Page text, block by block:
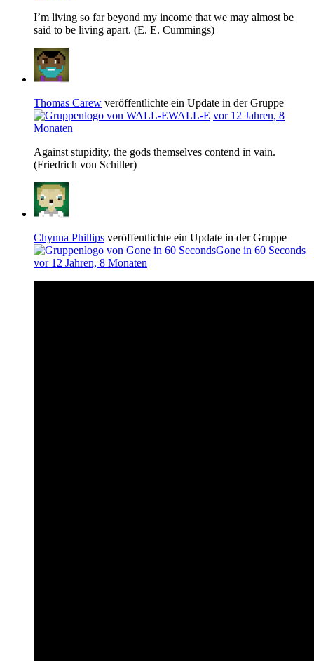
I’m living so far beyond my income that we may almost be
said to be living apart. (E. E. Cummings)
Thomas Carew veröffentlichte ein Update in der Gruppe
WALL-E vor 12 Jahren, 8
Monaten
Against stupidity, the gods themselves contend in vain.
(Friedrich von Schiller)
Chynna Phillips veröffentlichte ein Update in der Gruppe
Gone in 60 Seconds
vor 12 Jahren, 8 Monaten